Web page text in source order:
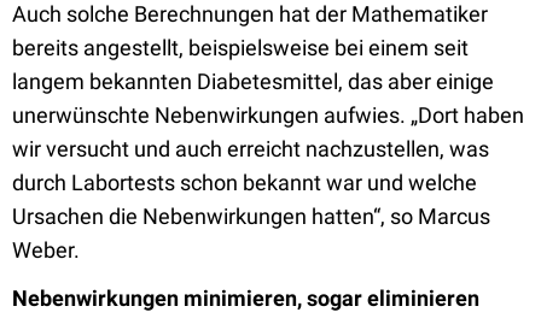
Auch solche Berechnungen hat der Mathematiker
bereits angestellt, beispielsweise bei einem seit
langem bekannten Diabetesmittel, das aber einige
unerwünschte Nebenwirkungen aufwies. „Dort haben
wir versucht und auch erreicht nachzustellen, was
durch Labortests schon bekannt war und welche
Ursachen die Nebenwirkungen hatten“, so Marcus
Weber.
Nebenwirkungen minimieren, sogar eliminieren